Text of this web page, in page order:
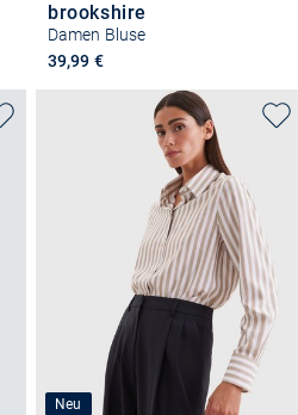
brookshire
Damen Bluse
39,99 €
Neu